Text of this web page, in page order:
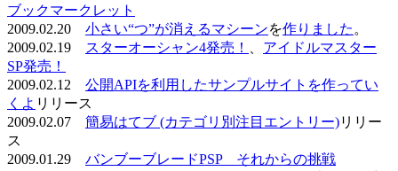
ブックマークレット
2009.02.20 小さい“つ”が消えるマシーンを作りました 。
2009.02.19
スターオーシャン4発売！
アイドルマスター
SP発売！
2009.02.12 公開APIを利用したサンプルサイトを作ってい
くよ リリース
2009.02.07 簡易はてブ (カテゴリ別注目エントリー)リリー
ス
2009.01.29 バンブーブレードPSP それからの挑戦